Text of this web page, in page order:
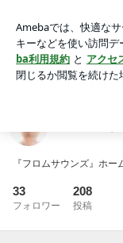
アプリをダウンロ
ょう。
『フロムサウンズ』ホ
33
フォロワー
208
投稿